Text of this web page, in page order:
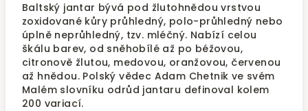
Baltský jantar bývá pod žlutohnědou vrstvou
zoxidované kůry průhledný, polo-průhledný nebo
úplně neprůhledný, tzv. mléčný. Nabízí celou
škálu barev, od sněhobílé až po béžovou,
citronově žlutou, medovou, oranžovou, červenou
až hnědou. Polský vědec Adam Chetnik ve svém
Malém slovníku odrůd jantaru definoval kolem
200 variací.